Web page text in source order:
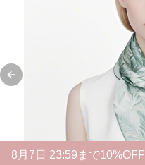
Previous slide
8 月 7 日 23:59まで10%OFF